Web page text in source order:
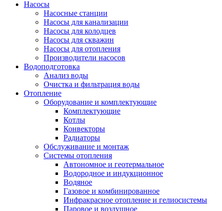
Насосы
Насосные станции
Насосы для канализации
Насосы для колодцев
Насосы для скважин
Насосы для отопления
Производители насосов
Водоподготовка
Анализ воды
Очистка и фильтрация воды
Отопление
Оборудование и комплектующие
Комплектующие
Котлы
Конвекторы
Радиаторы
Обслуживание и монтаж
Системы отопления
Автономное и геотермальное
Водородное и индукционное
Водяное
Газовое и комбинированное
Инфракрасное отопление и гелиосистемы
Паровое и воздушное